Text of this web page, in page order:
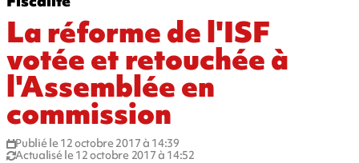
La réforme de l'ISF
votée et retouchée à
l'Assemblée en
commission
Publié le 12 octobre 2017 à 14:39
Actualisé le 12 octobre 2017 à 14:52